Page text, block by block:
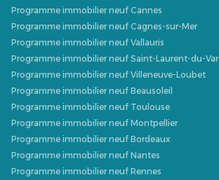
Programme immobilier neuf Cannes
Programme immobilier neuf Cagnes-sur-Mer
Programme immobilier neuf Vallauris
Programme immobilier neuf Saint-Laurent-du-Var
Programme immobilier neuf Villeneuve-Loubet
Programme immobilier neuf Beausoleil
Programme immobilier neuf Toulouse
Programme immobilier neuf Montpellier
Programme immobilier neuf Bordeaux
Programme immobilier neuf Nantes
Programme immobilier neuf Rennes